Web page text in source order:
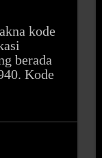
kode
berada
Kode